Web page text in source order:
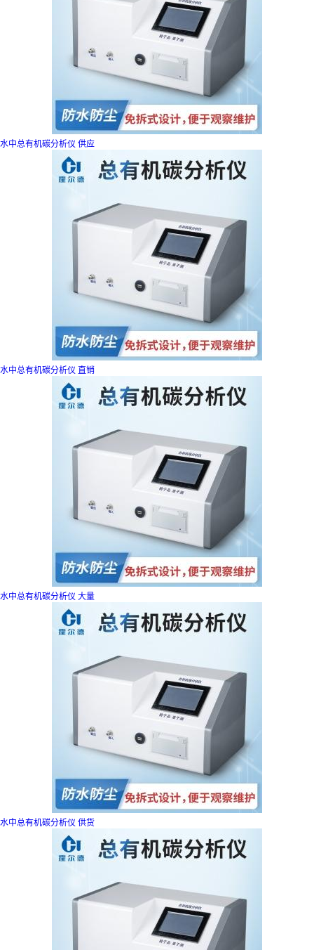
水中总有机碳分析仪 供应
水中总有机碳分析仪 直销
水中总有机碳分析仪 大量
水中总有机碳分析仪 供货